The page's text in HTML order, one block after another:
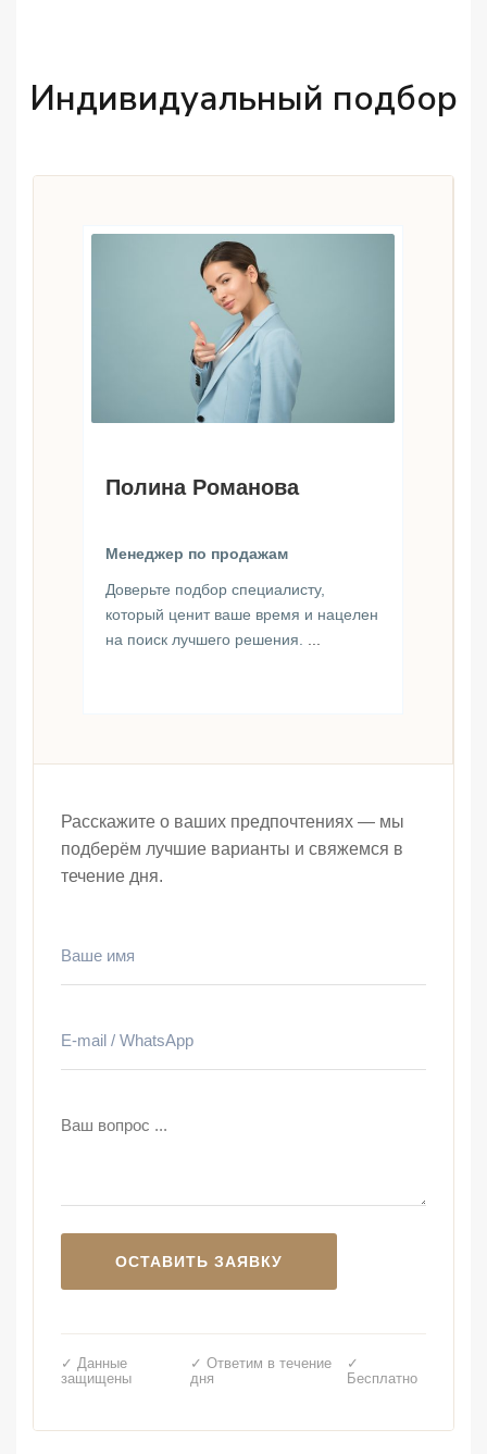
Индивидуальный подбор
Полина Романова
Менеджер по продажам
Доверьте подбор специалисту,
который ценит ваше время и нацелен
на поиск лучшего решения.
Расскажите о ваших предпочтениях — мы
подберём лучшие варианты и свяжемся в
течение дня.
✓ Данные
защищены
✓ Ответим в течение
дня
✓
Бесплатно